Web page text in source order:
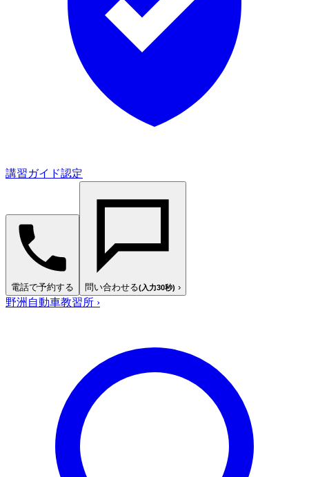
講習ガイド認定
電話で予約する 問い合わせる(入力30秒) ›
野洲自動車教習所 ›